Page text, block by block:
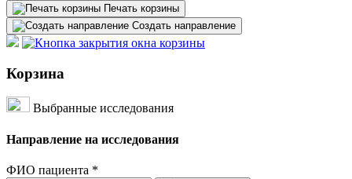
Печать корзины
Создать направление
Корзина
Выбранные исследования
Направление на исследования
ФИО пациента *